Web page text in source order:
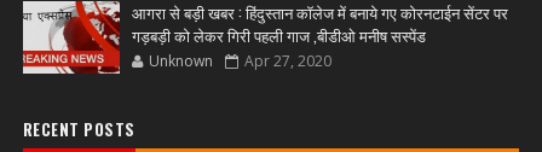
आगरा से बड़ी खबर : हिंदुस्तान कॉलेज में बनाये गए कोरनटाईन सेंटर पर
गड़बड़ी को लेकर गिरी पहली गाज ,बीडीओ मनीष सस्पेंड
Unknown Apr 27, 2020
RECENT POSTS